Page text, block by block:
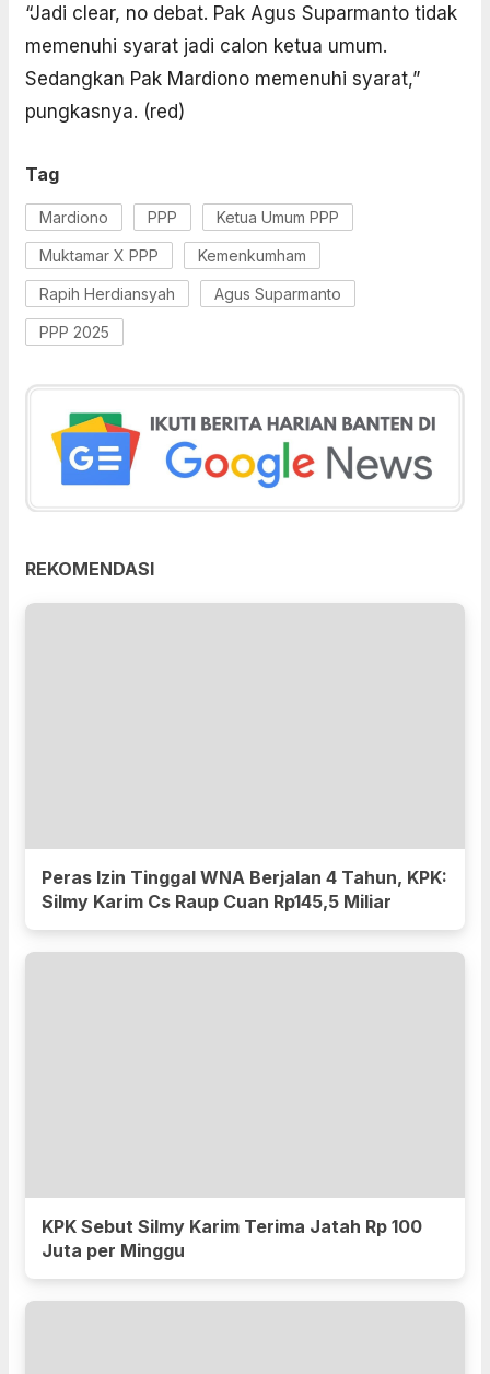
“Jadi clear, no debat. Pak Agus Suparmanto tidak
memenuhi syarat jadi calon ketua umum.
Sedangkan Pak Mardiono memenuhi syarat,”
pungkasnya. (red)
Tag
Mardiono PPP Ketua Umum PPP
Muktamar X PPP Kemenkumham
Rapih Herdiansyah Agus Suparmanto
PPP 2025
REKOMENDASI
Peras Izin Tinggal WNA Berjalan 4 Tahun, KPK:
Silmy Karim Cs Raup Cuan Rp145,5 Miliar
KPK Sebut Silmy Karim Terima Jatah Rp 100
Juta per Minggu